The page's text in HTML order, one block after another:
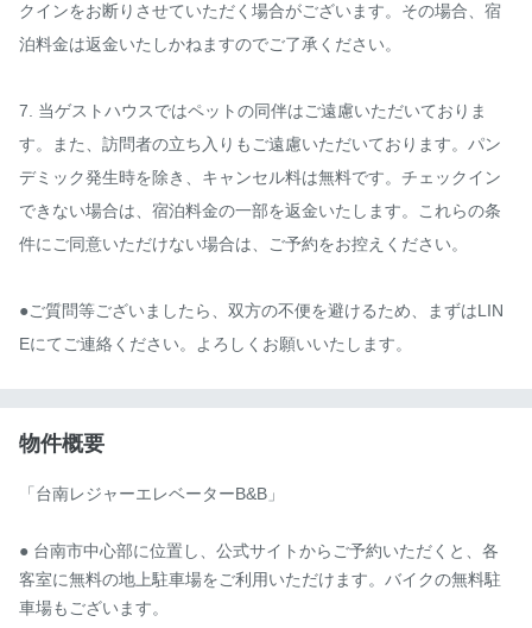
クインをお断りさせていただく場合がございます。その場合、宿
泊料金は返金いたしかねますのでご了承ください。
7. 当ゲストハウスではペットの同伴はご遠慮いただいておりま
す。また、訪問者の立ち入りもご遠慮いただいております。パン
デミック発生時を除き、キャンセル料は無料です。チェックイン
できない場合は、宿泊料金の一部を返金いたします。これらの条
件にご同意いただけない場合は、ご予約をお控えください。
●ご質問等ございましたら、双方の不便を避けるため、まずはLIN
Eにてご連絡ください。よろしくお願いいたします。
物件概要
「台南レジャーエレベーターB&B」
● 台南市中心部に位置し、公式サイトからご予約いただくと、各
客室に無料の地上駐車場をご利用いただけます。バイクの無料駐
車場もございます。